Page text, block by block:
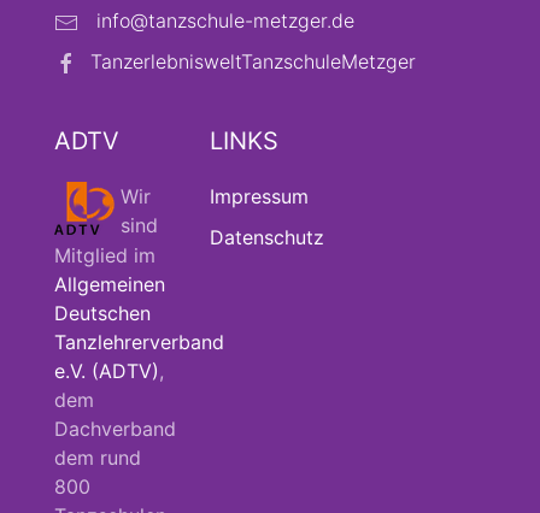
info@tanzschule-metzger.de
TanzerlebnisweltTanzschuleMetzger
ADTV
Wir
sind
Mitglied im
Allgemeinen
Deutschen
Tanzlehrerverband
e.V. (ADTV) ,
dem
Dachverband
dem rund
800
LINKS
Impressum
Datenschutz